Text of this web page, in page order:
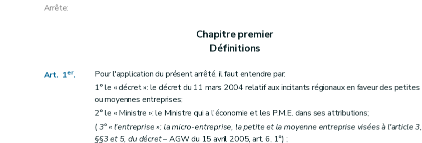
Arrête:
Chapitre premier
Définitions
Art. 1er.
Pour l'application du présent arrêté, il faut entendre par:
1° le « décret »: le décret du 11 mars 2004 relatif aux incitants régionaux en faveur des petites
ou moyennes entreprises;
2° le « Ministre »: le Ministre qui a l'économie et les P.M.E. dans ses attributions;
(3° « l'entreprise »: la micro-entreprise, la petite et la moyenne entreprise visées à l'article 3,
§§3 et 5, du décret– AGW du 15 avril 2005, art. 6, 1°) ;